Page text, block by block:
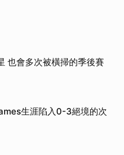
也會多次被橫掃的季後賽
生涯陷入0-3絕境的次